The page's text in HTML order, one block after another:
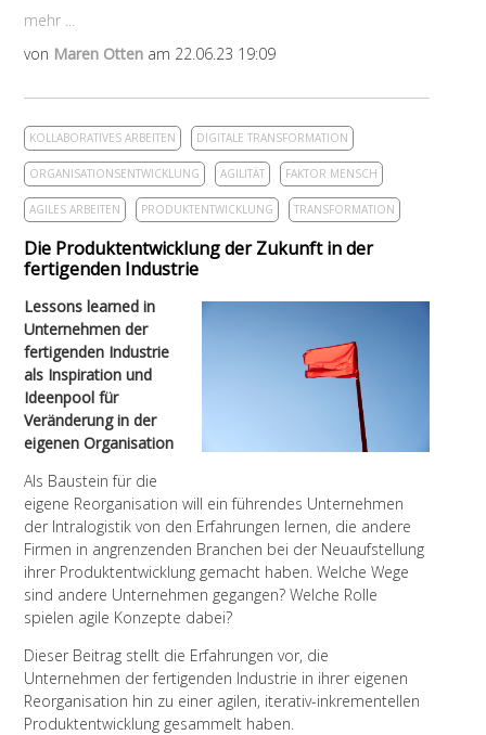
mehr ...
von Maren Otten am 22.06.23 19:09
KOLLABORATIVES ARBEITEN DIGITALE TRANSFORMATION
ORGANISATIONSENTWICKLUNG AGILITÄT FAKTOR MENSCH
AGILES ARBEITEN PRODUKTENTWICKLUNG TRANSFORMATION
Die Produktentwicklung der Zukunft in der
fertigenden Industrie
Lessons learned in
Unternehmen der
fertigenden Industrie
als Inspiration und
Ideenpool für
Veränderung in der
eigenen Organisation
Als Baustein für die
eigene Reorganisation will ein führendes Unternehmen
der Intralogistik von den Erfahrungen lernen, die andere
Firmen in angrenzenden Branchen bei der Neuaufstellung
ihrer Produktentwicklung gemacht haben. Welche Wege
sind andere Unternehmen gegangen? Welche Rolle
spielen agile Konzepte dabei?
Dieser Beitrag stellt die Erfahrungen vor, die
Unternehmen der fertigenden Industrie in ihrer eigenen
Reorganisation hin zu einer agilen, iterativ-inkrementellen
Produktentwicklung gesammelt haben.